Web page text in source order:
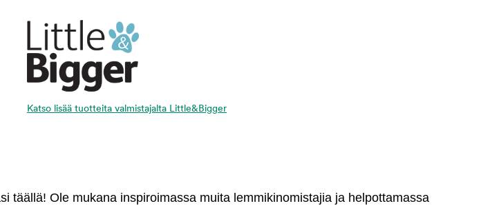
Katso lisää tuotteita valmistajalta Little&Bigger
täällä! Ole mukana inspiroimassa muita lemmikinomistajia ja helpottamassa